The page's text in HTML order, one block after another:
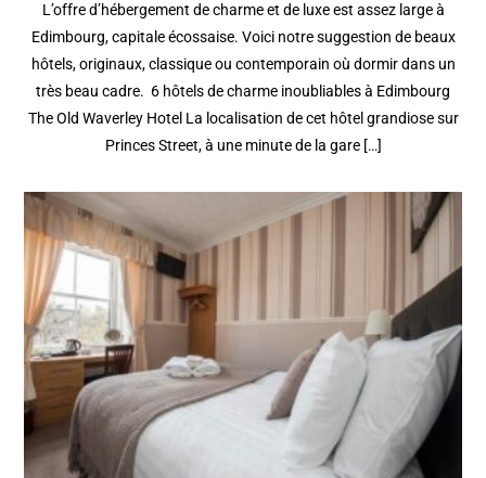
L’offre d’hébergement de charme et de luxe est assez large à
Edimbourg, capitale écossaise. Voici notre suggestion de beaux
hôtels, originaux, classique ou contemporain où dormir dans un
très beau cadre. 6 hôtels de charme inoubliables à Edimbourg
The Old Waverley Hotel La localisation de cet hôtel grandiose sur
Princes Street, à une minute de la gare […]